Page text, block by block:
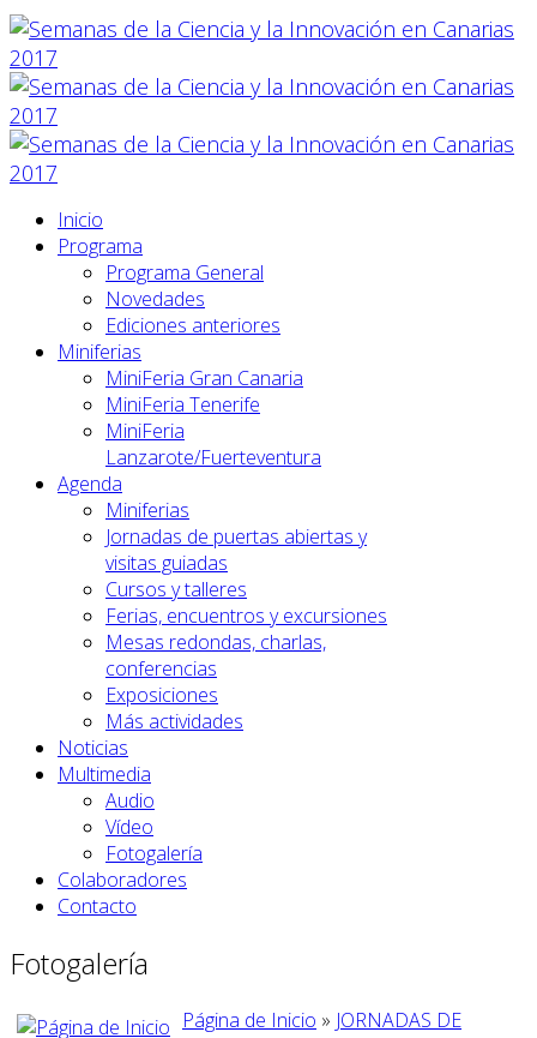
Inicio
Programa
Programa General
Novedades
Ediciones anteriores
Miniferias
MiniFeria Gran Canaria
MiniFeria Tenerife
MiniFeria
Lanzarote/Fuerteventura
Agenda
Miniferias
Jornadas de puertas abiertas y
visitas guiadas
Cursos y talleres
Ferias, encuentros y excursiones
Mesas redondas, charlas,
conferencias
Exposiciones
Más actividades
Noticias
Multimedia
Audio
Vídeo
Fotogalería
Colaboradores
Contacto
Fotogalería
Página de Inicio » JORNADAS DE